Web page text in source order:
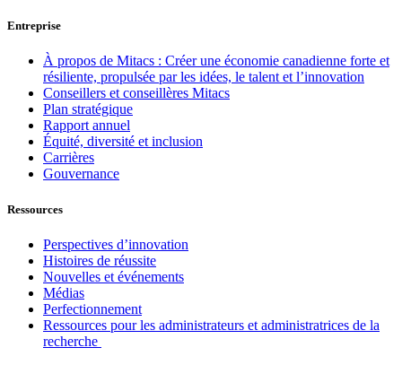
Entreprise
À propos de Mitacs : Créer une économie canadienne forte et
résiliente, propulsée par les idées, le talent et l’innovation
Conseillers et conseillères Mitacs
Plan stratégique
Rapport annuel
Équité, diversité et inclusion
Carrières
Gouvernance
Ressources
Perspectives d’innovation
Histoires de réussite
Nouvelles et événements
Médias
Perfectionnement
Ressources pour les administrateurs et administratrices de la
recherche